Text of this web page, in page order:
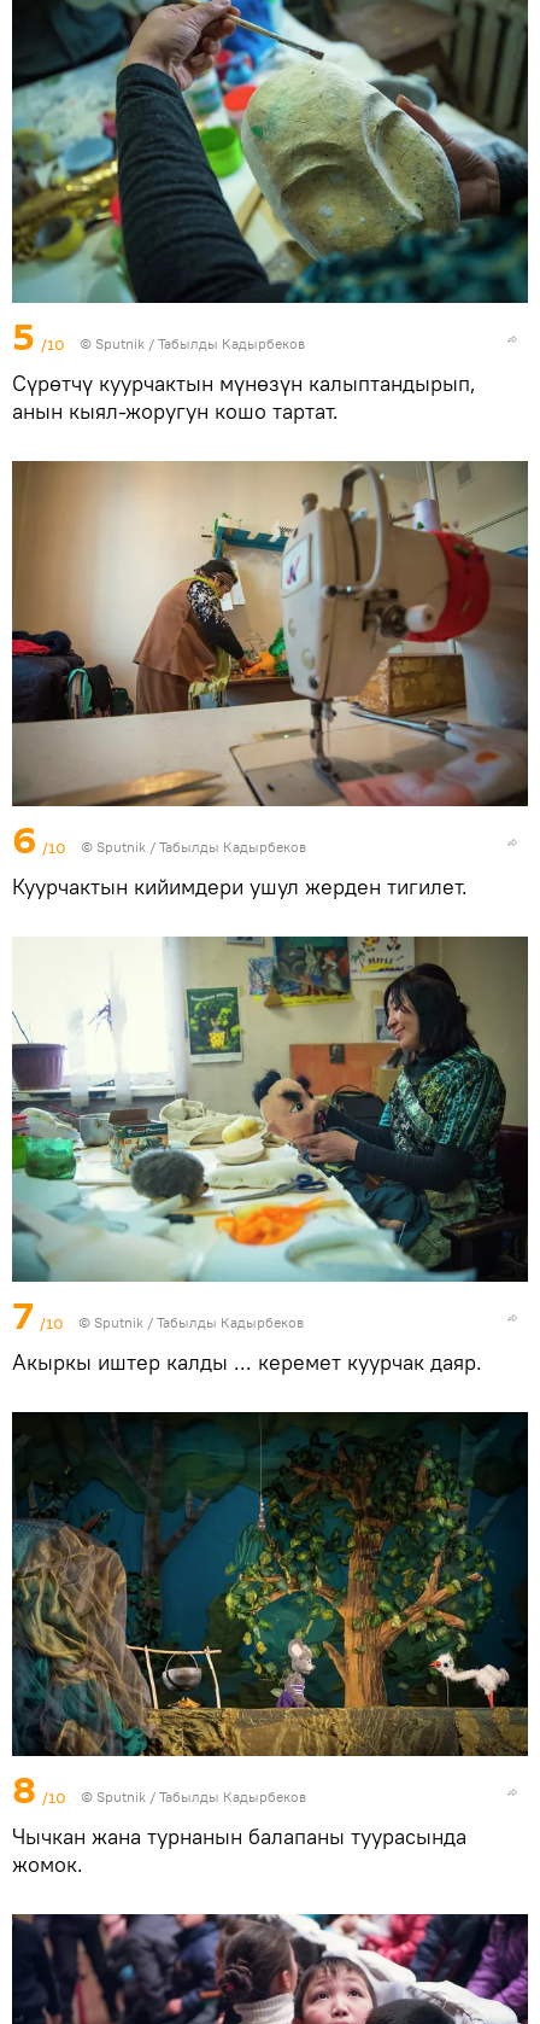
5 /10 © Sputnik / Табылды Кадырбеков
Сүрөтчү куурчактын мүнөзүн калыптандырып,
анын кыял-жоругун кошо тартат.
6 /10 © Sputnik / Табылды Кадырбеков
Куурчактын кийимдери ушул жерден тигилет.
7 /10 © Sputnik / Табылды Кадырбеков
Акыркы иштер калды ... керемет куурчак даяр.
8 /10 © Sputnik / Табылды Кадырбеков
Чычкан жана турнанын балапаны туурасында
жомок.